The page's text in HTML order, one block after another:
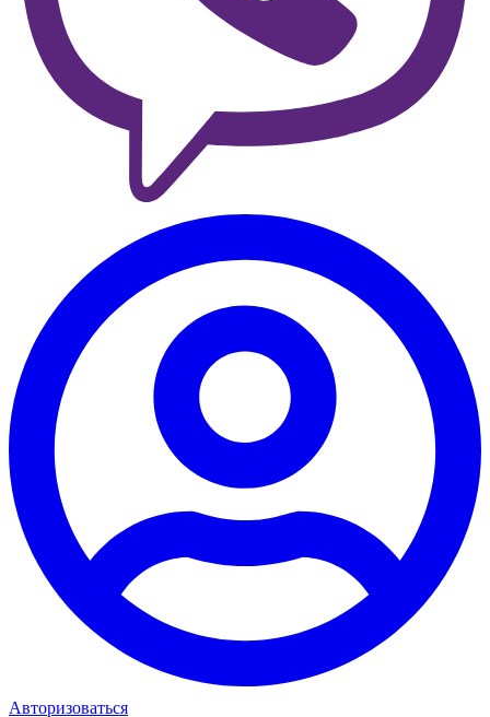
Авторизоваться